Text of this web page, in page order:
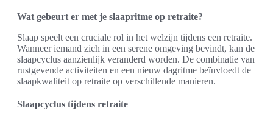
Wat gebeurt er met je slaapritme op retraite?
Slaap speelt een cruciale rol in het welzijn tijdens een retraite.
Wanneer iemand zich in een serene omgeving bevindt, kan de
slaapcyclus aanzienlijk veranderd worden. De combinatie van
rustgevende activiteiten en een nieuw dagritme beïnvloedt de
slaapkwaliteit op retraite op verschillende manieren.
Slaapcyclus tijdens retraite